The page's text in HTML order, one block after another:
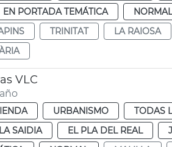
EN PORTADA TEMÁTICA NORMAL
TRINITAT LA RAIOSA
VLC
URBANISMO TODAS
LA SAIDIA EL PLA DEL REAL